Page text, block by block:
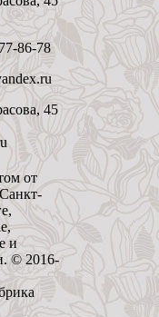
86-78
45
от
и
© 2016-